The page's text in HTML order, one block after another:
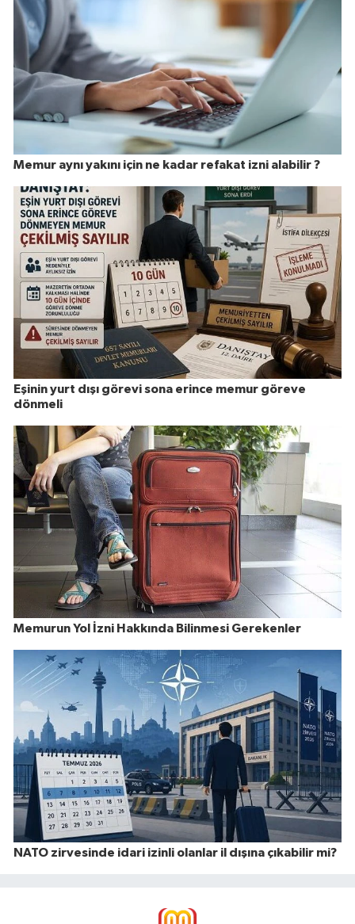
Memur aynı yakını için ne kadar refakat izni alabilir ?
Eşinin yurt dışı görevi sona erince memur göreve
dönmeli
Memurun Yol İzni Hakkında Bilinmesi Gerekenler
NATO zirvesinde idari izinli olanlar il dışına çıkabilir mi?